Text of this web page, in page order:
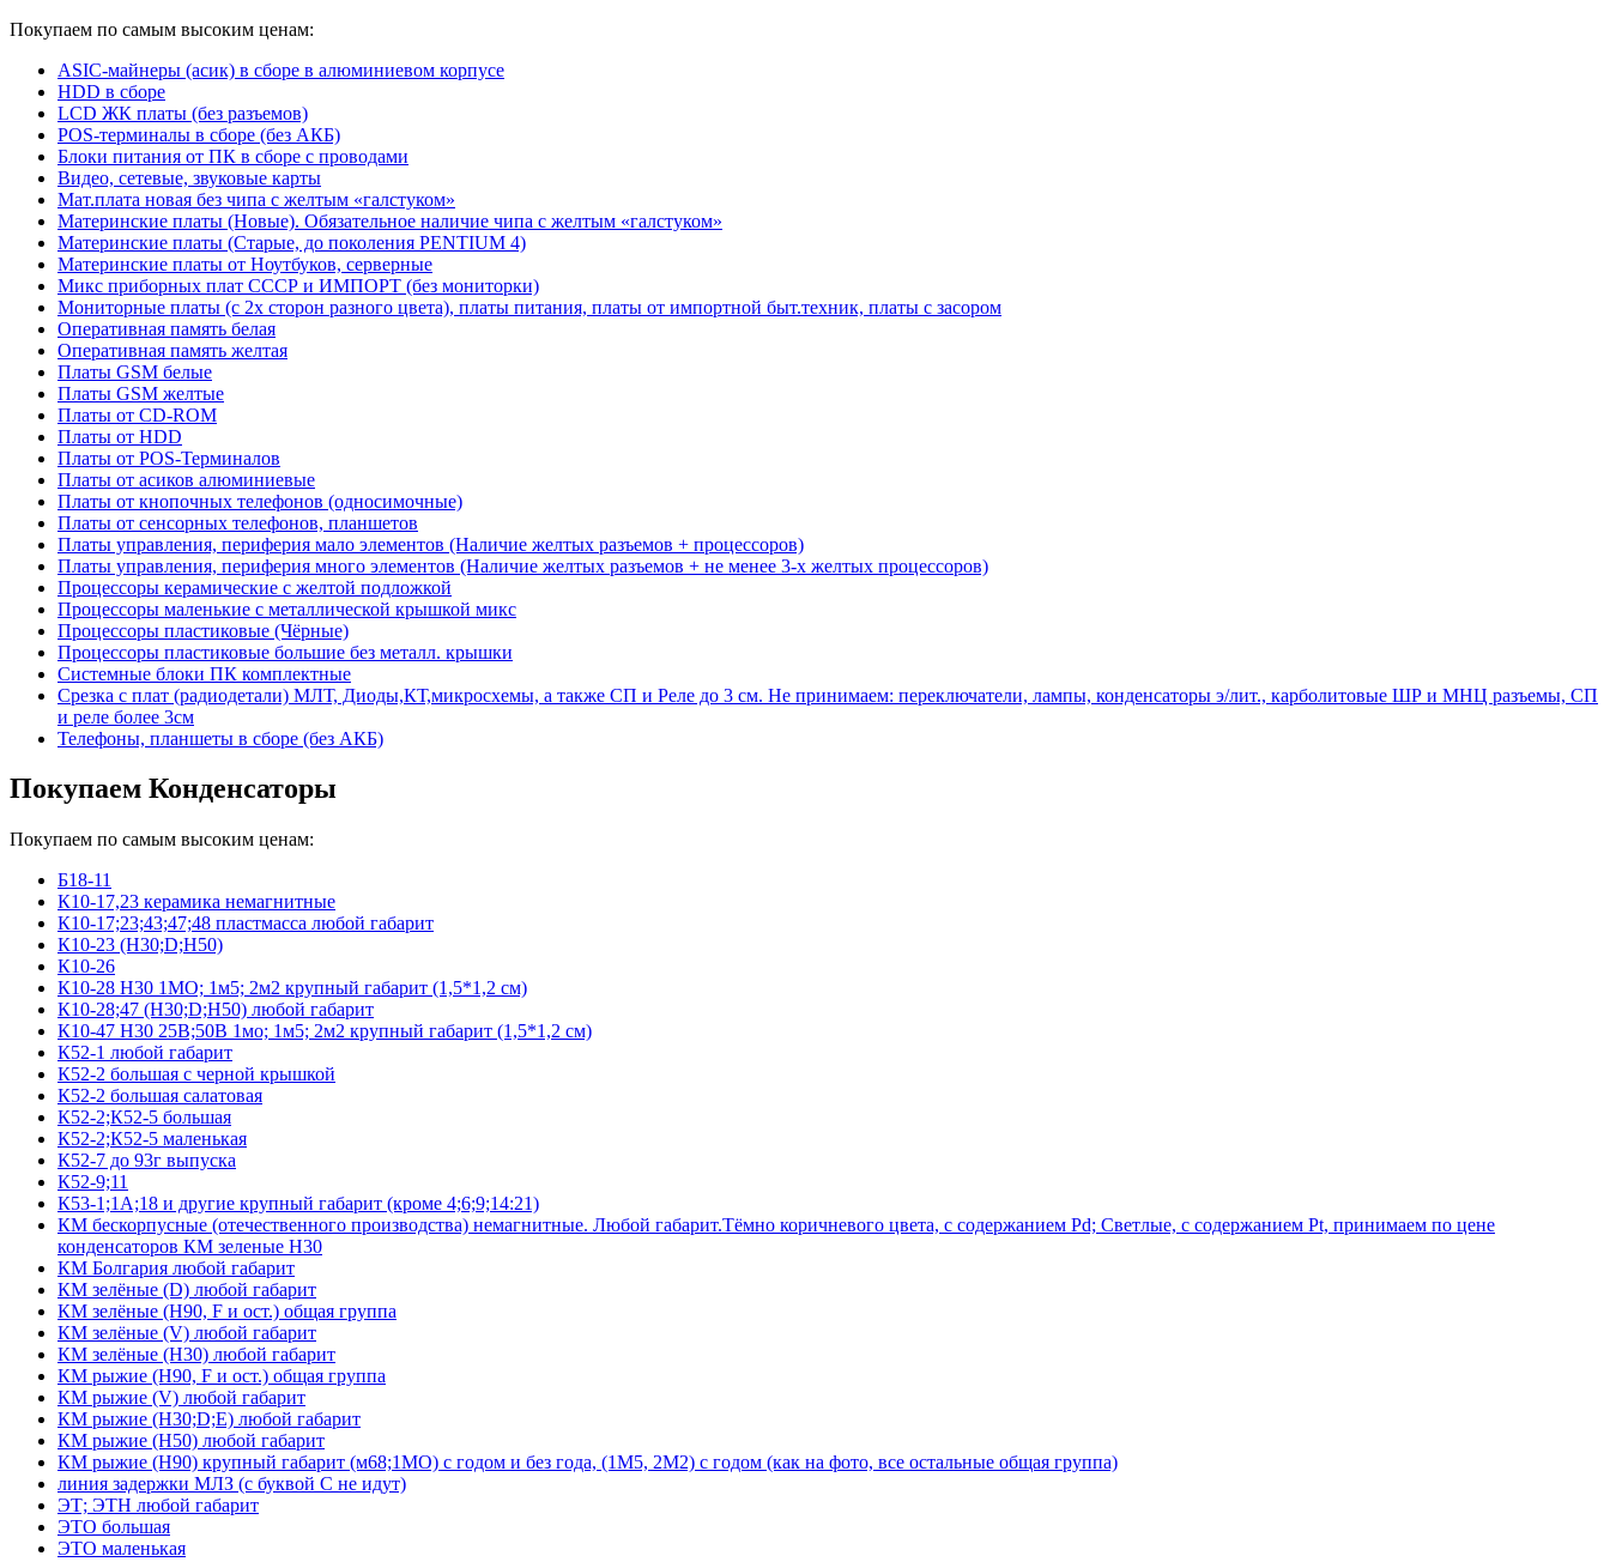
Покупаем по самым высоким ценам:
ASIC-майнеры (асик) в сборе в алюминиевом корпусе
HDD в сборе
LCD ЖК платы (без разъемов)
POS-терминалы в сборе (без АКБ)
Блоки питания от ПК в сборе с проводами
Видео, сетевые, звуковые карты
Мат.плата новая без чипа с желтым «галстуком»
Материнские платы (Новые). Обязательное наличие чипа с желтым «галстуком»
Материнские платы (Старые, до поколения PENTIUM 4)
Материнские платы от Ноутбуков, серверные
Микс приборных плат СССР и ИМПОРТ (без мониторки)
Мониторные платы (с 2х сторон разного цвета), платы питания, платы от импортной быт.техник, платы с засором
Оперативная память белая
Оперативная память желтая
Платы GSM белые
Платы GSM желтые
Платы от CD-ROM
Платы от HDD
Платы от POS-Терминалов
Платы от асиков алюминиевые
Платы от кнопочных телефонов (односимочные)
Платы от сенсорных телефонов, планшетов
Платы управления, периферия мало элементов (Наличие желтых разъемов + процессоров)
Платы управления, периферия много элементов (Наличие желтых разъемов + не менее 3-х желтых процессоров)
Процессоры керамические с желтой подложкой
Процессоры маленькие с металлической крышкой микс
Процессоры пластиковые (Чёрные)
Процессоры пластиковые большие без металл. крышки
Системные блоки ПК комплектные
Срезка с плат (радиодетали) МЛТ, Диоды,КТ,микросхемы, а также СП и Реле до 3 см. Не принимаем: переключатели, лампы, конденсаторы э/лит., карболитовые ШР и МНЦ разъемы, СП
и реле более 3см
Телефоны, планшеты в сборе (без АКБ)
Покупаем Конденсаторы
Покупаем по самым высоким ценам:
Б18-11
К10-17,23 керамика немагнитные
К10-17;23;43;47;48 пластмасса любой габарит
К10-23 (Н30;D;Н50)
К10-26
К10-28 Н30 1МО; 1м5; 2м2 крупный габарит (1,5*1,2 см)
К10-28;47 (Н30;D;Н50) любой габарит
К10-47 Н30 25В;50В 1мо; 1м5; 2м2 крупный габарит (1,5*1,2 см)
К52-1 любой габарит
К52-2 большая с черной крышкой
К52-2 большая салатовая
К52-2;К52-5 большая
К52-2;К52-5 маленькая
К52-7 до 93г выпуска
К52-9;11
К53-1;1А;18 и другие крупный габарит (кроме 4;6;9;14:21)
КМ бескорпусные (отечественного производства) немагнитные. Любой габарит.Тёмно коричневого цвета, с содержанием Pd; Светлые, с содержанием Pt, принимаем по цене
конденсаторов КМ зеленые Н30
КМ Болгария любой габарит
КМ зелёные (D) любой габарит
КМ зелёные (H90, F и ост.) общая группа
КМ зелёные (V) любой габарит
КМ зелёные (Н30) любой габарит
КМ рыжие (H90, F и ост.) общая группа
КМ рыжие (V) любой габарит
КМ рыжие (Н30;D;E) любой габарит
КМ рыжие (Н50) любой габарит
КМ рыжие (Н90) крупный габарит (м68;1МО) с годом и без года, (1М5, 2М2) с годом (как на фото, все остальные общая группа)
линия задержки МЛЗ (с буквой С не идут)
ЭТ; ЭТН любой габарит
ЭТО большая
ЭТО маленькая